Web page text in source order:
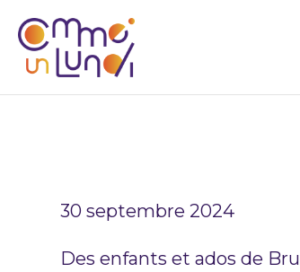
30 septembre 2024
Des enfants et ados de